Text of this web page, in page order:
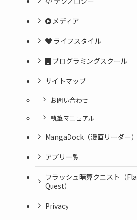
メディア
ライフスタイル
プログラミングスクール
サイトマップ
お問い合わせ
執筆マニュアル
MangaDock（漫画リーダー）
アプリ一覧
フラッシュ暗算クエスト（
Quest）
Privacy